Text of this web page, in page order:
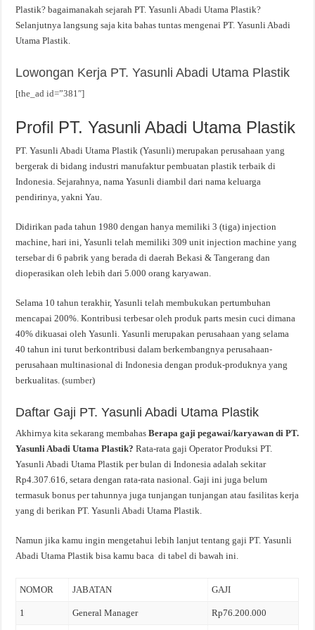
Plastik? bagaimanakah sejarah PT. Yasunli Abadi Utama Plastik?
Selanjutnya langsung saja kita bahas tuntas mengenai PT. Yasunli Abadi
Utama Plastik.
Lowongan Kerja PT. Yasunli Abadi Utama Plastik
[the_ad id=”381″]
Profil PT. Yasunli Abadi Utama Plastik
PT. Yasunli Abadi Utama Plastik (Yasunli) merupakan perusahaan yang
bergerak di bidang industri manufaktur pembuatan plastik terbaik di
Indonesia. Sejarahnya, nama Yasunli diambil dari nama keluarga
pendirinya, yakni Yau.
Didirikan pada tahun 1980 dengan hanya memiliki 3 (tiga) injection
machine, hari ini, Yasunli telah memiliki 309 unit injection machine yang
tersebar di 6 pabrik yang berada di daerah Bekasi & Tangerang dan
dioperasikan oleh lebih dari 5.000 orang karyawan.
Selama 10 tahun terakhir, Yasunli telah membukukan pertumbuhan
mencapai 200%. Kontribusi terbesar oleh produk parts mesin cuci dimana
40% dikuasai oleh Yasunli. Yasunli merupakan perusahaan yang selama
40 tahun ini turut berkontribusi dalam berkembangnya perusahaan-
perusahaan multinasional di Indonesia dengan produk-produknya yang
berkualitas. (sumber)
Daftar Gaji PT. Yasunli Abadi Utama Plastik
Akhirnya kita sekarang membahasBerapa gaji pegawai/karyawan di PT.
Yasunli Abadi Utama Plastik? Rata-rata gaji Operator Produksi PT.
Yasunli Abadi Utama Plastik per bulan di Indonesia adalah sekitar
Rp4.307.616, setara dengan rata-rata nasional. Gaji ini juga belum
termasuk bonus per tahunnya juga tunjangan tunjangan atau fasilitas kerja
yang di berikan PT. Yasunli Abadi Utama Plastik.
Namun jika kamu ingin mengetahui lebih lanjut tentang gaji PT. Yasunli
Abadi Utama Plastik bisa kamu baca di tabel di bawah ini.
NOMOR JABATAN GAJI
1 General Manager Rp76.200.000